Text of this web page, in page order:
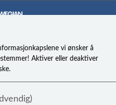
lapaz 14-c
vi ønsker å
Aktiver eller deaktiver